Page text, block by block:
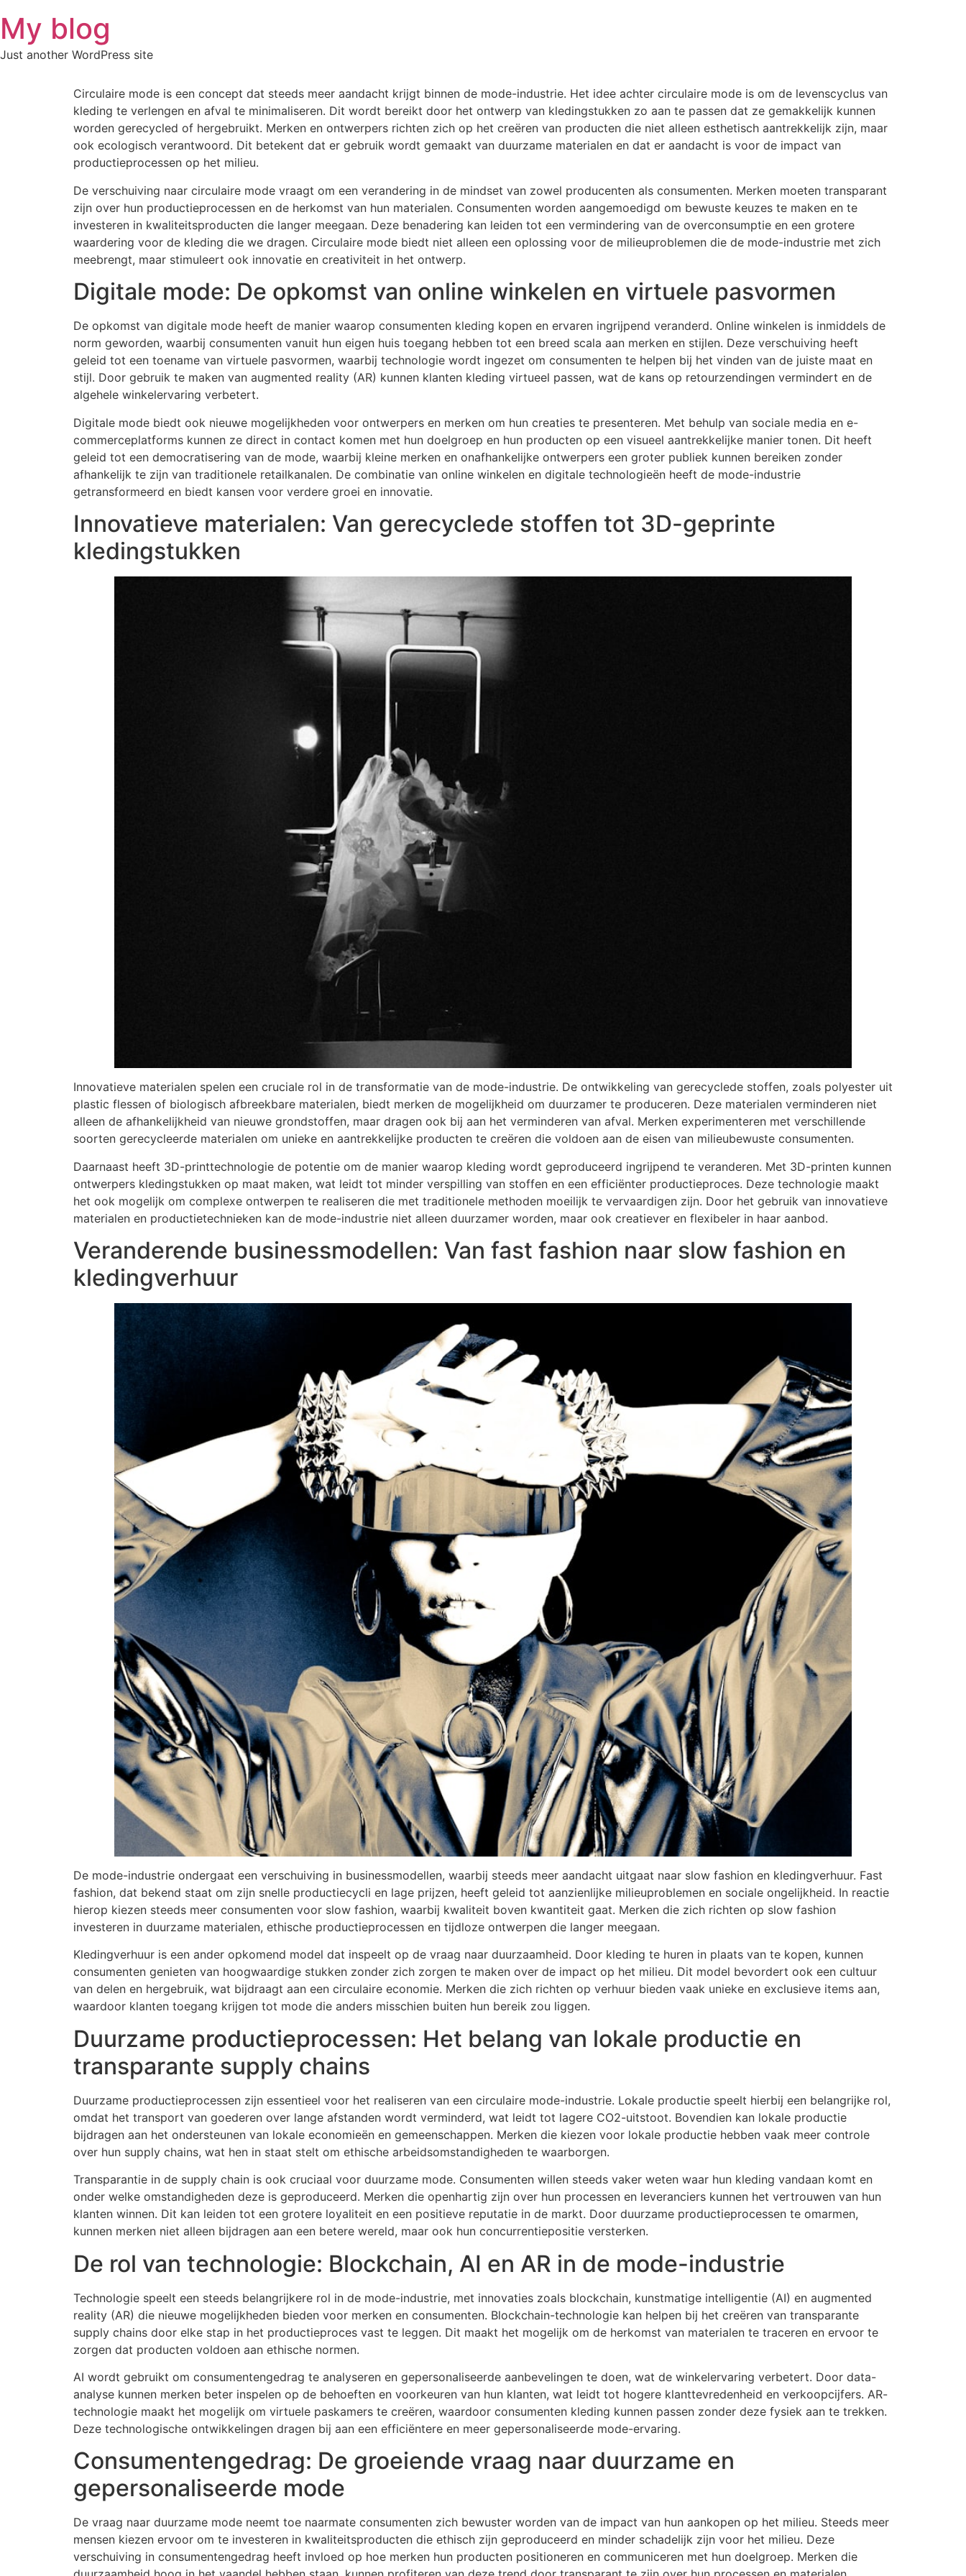
to
content
My blog
Just another WordPress site
Circulaire mode is een concept dat steeds meer aandacht krijgt binnen de mode-industrie. Het idee achter circulaire mode is om de levenscyclus van
kleding te verlengen en afval te minimaliseren. Dit wordt bereikt door het ontwerp van kledingstukken zo aan te passen dat ze gemakkelijk kunnen
worden gerecycled of hergebruikt. Merken en ontwerpers richten zich op het creëren van producten die niet alleen esthetisch aantrekkelijk zijn, maar
ook ecologisch verantwoord. Dit betekent dat er gebruik wordt gemaakt van duurzame materialen en dat er aandacht is voor de impact van
productieprocessen op het milieu.
De verschuiving naar circulaire mode vraagt om een verandering in de mindset van zowel producenten als consumenten. Merken moeten transparant
zijn over hun productieprocessen en de herkomst van hun materialen. Consumenten worden aangemoedigd om bewuste keuzes te maken en te
investeren in kwaliteitsproducten die langer meegaan. Deze benadering kan leiden tot een vermindering van de overconsumptie en een grotere
waardering voor de kleding die we dragen. Circulaire mode biedt niet alleen een oplossing voor de milieuproblemen die de mode-industrie met zich
meebrengt, maar stimuleert ook innovatie en creativiteit in het ontwerp.
Digitale mode: De opkomst van online winkelen en virtuele pasvormen
De opkomst van digitale mode heeft de manier waarop consumenten kleding kopen en ervaren ingrijpend veranderd. Online winkelen is inmiddels de
norm geworden, waarbij consumenten vanuit hun eigen huis toegang hebben tot een breed scala aan merken en stijlen. Deze verschuiving heeft
geleid tot een toename van virtuele pasvormen, waarbij technologie wordt ingezet om consumenten te helpen bij het vinden van de juiste maat en
stijl. Door gebruik te maken van augmented reality (AR) kunnen klanten kleding virtueel passen, wat de kans op retourzendingen vermindert en de
algehele winkelervaring verbetert.
Digitale mode biedt ook nieuwe mogelijkheden voor ontwerpers en merken om hun creaties te presenteren. Met behulp van sociale media en e-
commerceplatforms kunnen ze direct in contact komen met hun doelgroep en hun producten op een visueel aantrekkelijke manier tonen. Dit heeft
geleid tot een democratisering van de mode, waarbij kleine merken en onafhankelijke ontwerpers een groter publiek kunnen bereiken zonder
afhankelijk te zijn van traditionele retailkanalen. De combinatie van online winkelen en digitale technologieën heeft de mode-industrie
getransformeerd en biedt kansen voor verdere groei en innovatie.
Innovatieve materialen: Van gerecyclede stoffen tot 3D-geprinte
kledingstukken
Innovatieve materialen spelen een cruciale rol in de transformatie van de mode-industrie. De ontwikkeling van gerecyclede stoffen, zoals polyester uit
plastic flessen of biologisch afbreekbare materialen, biedt merken de mogelijkheid om duurzamer te produceren. Deze materialen verminderen niet
alleen de afhankelijkheid van nieuwe grondstoffen, maar dragen ook bij aan het verminderen van afval. Merken experimenteren met verschillende
soorten gerecycleerde materialen om unieke en aantrekkelijke producten te creëren die voldoen aan de eisen van milieubewuste consumenten.
Daarnaast heeft 3D-printtechnologie de potentie om de manier waarop kleding wordt geproduceerd ingrijpend te veranderen. Met 3D-printen kunnen
ontwerpers kledingstukken op maat maken, wat leidt tot minder verspilling van stoffen en een efficiënter productieproces. Deze technologie maakt
het ook mogelijk om complexe ontwerpen te realiseren die met traditionele methoden moeilijk te vervaardigen zijn. Door het gebruik van innovatieve
materialen en productietechnieken kan de mode-industrie niet alleen duurzamer worden, maar ook creatiever en flexibeler in haar aanbod.
Veranderende businessmodellen: Van fast fashion naar slow fashion en
kledingverhuur
De mode-industrie ondergaat een verschuiving in businessmodellen, waarbij steeds meer aandacht uitgaat naar slow fashion en kledingverhuur. Fast
fashion, dat bekend staat om zijn snelle productiecycli en lage prijzen, heeft geleid tot aanzienlijke milieuproblemen en sociale ongelijkheid. In reactie
hierop kiezen steeds meer consumenten voor slow fashion, waarbij kwaliteit boven kwantiteit gaat. Merken die zich richten op slow fashion
investeren in duurzame materialen, ethische productieprocessen en tijdloze ontwerpen die langer meegaan.
Kledingverhuur is een ander opkomend model dat inspeelt op de vraag naar duurzaamheid. Door kleding te huren in plaats van te kopen, kunnen
consumenten genieten van hoogwaardige stukken zonder zich zorgen te maken over de impact op het milieu. Dit model bevordert ook een cultuur
van delen en hergebruik, wat bijdraagt aan een circulaire economie. Merken die zich richten op verhuur bieden vaak unieke en exclusieve items aan,
waardoor klanten toegang krijgen tot mode die anders misschien buiten hun bereik zou liggen.
Duurzame productieprocessen: Het belang van lokale productie en
transparante supply chains
Duurzame productieprocessen zijn essentieel voor het realiseren van een circulaire mode-industrie. Lokale productie speelt hierbij een belangrijke rol,
omdat het transport van goederen over lange afstanden wordt verminderd, wat leidt tot lagere CO2-uitstoot. Bovendien kan lokale productie
bijdragen aan het ondersteunen van lokale economieën en gemeenschappen. Merken die kiezen voor lokale productie hebben vaak meer controle
over hun supply chains, wat hen in staat stelt om ethische arbeidsomstandigheden te waarborgen.
Transparantie in de supply chain is ook cruciaal voor duurzame mode. Consumenten willen steeds vaker weten waar hun kleding vandaan komt en
onder welke omstandigheden deze is geproduceerd. Merken die openhartig zijn over hun processen en leveranciers kunnen het vertrouwen van hun
klanten winnen. Dit kan leiden tot een grotere loyaliteit en een positieve reputatie in de markt. Door duurzame productieprocessen te omarmen,
kunnen merken niet alleen bijdragen aan een betere wereld, maar ook hun concurrentiepositie versterken.
De rol van technologie: Blockchain, AI en AR in de mode-industrie
Technologie speelt een steeds belangrijkere rol in de mode-industrie, met innovaties zoals blockchain, kunstmatige intelligentie (AI) en augmented
reality (AR) die nieuwe mogelijkheden bieden voor merken en consumenten. Blockchain-technologie kan helpen bij het creëren van transparante
supply chains door elke stap in het productieproces vast te leggen. Dit maakt het mogelijk om de herkomst van materialen te traceren en ervoor te
zorgen dat producten voldoen aan ethische normen.
AI wordt gebruikt om consumentengedrag te analyseren en gepersonaliseerde aanbevelingen te doen, wat de winkelervaring verbetert. Door data-
analyse kunnen merken beter inspelen op de behoeften en voorkeuren van hun klanten, wat leidt tot hogere klanttevredenheid en verkoopcijfers. AR-
technologie maakt het mogelijk om virtuele paskamers te creëren, waardoor consumenten kleding kunnen passen zonder deze fysiek aan te trekken.
Deze technologische ontwikkelingen dragen bij aan een efficiëntere en meer gepersonaliseerde mode-ervaring.
Consumentengedrag: De groeiende vraag naar duurzame en
gepersonaliseerde mode
De vraag naar duurzame mode neemt toe naarmate consumenten zich bewuster worden van de impact van hun aankopen op het milieu. Steeds meer
mensen kiezen ervoor om te investeren in kwaliteitsproducten die ethisch zijn geproduceerd en minder schadelijk zijn voor het milieu. Deze
verschuiving in consumentengedrag heeft invloed op hoe merken hun producten positioneren en communiceren met hun doelgroep. Merken die